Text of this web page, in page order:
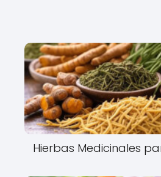
Hierbas Medicinales